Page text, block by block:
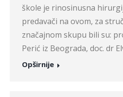
škole je rinosinusna
predavači na ovom, za
značajnom skupu bili su:
Perić iz Beograda, doc. dr
Opširnije